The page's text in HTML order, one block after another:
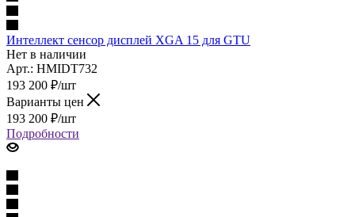
Интеллект сенсор дисплей XGA 15 для GTU
Нет в наличии
Арт.: HMIDT732
193 200 ₽/шт
Варианты цен
193 200 ₽/шт
Подробности